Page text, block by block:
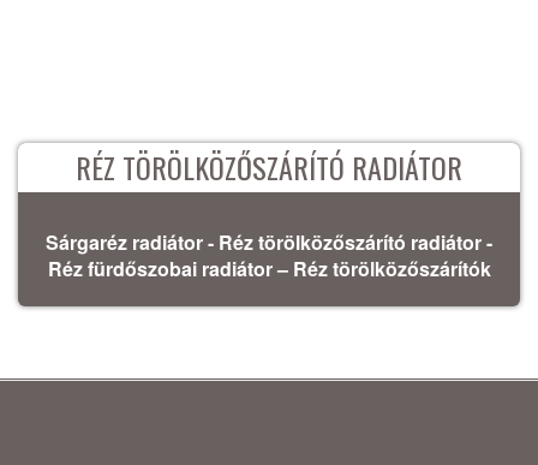
RÉZ TÖRÖLKÖZŐSZÁRÍTÓ RADIÁTOR
Sárgaréz radiátor - Réz törölközőszárító radiátor -
Réz fürdőszobai radiátor – Réz törölközőszárítók